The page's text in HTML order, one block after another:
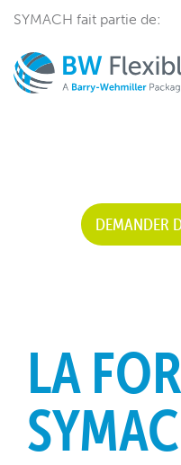
SYMACH fait partie de:
DEMANDER
LA